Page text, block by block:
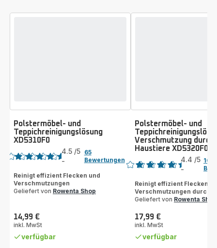
Polstermöbel- und
Teppichreinigungslösung
XD5310F0
Bewertung
4.5 /5
-
65
Bewertungen
Reinigt effizient Flecken und
Verschmutzungen
Geliefert von Rowenta Shop
Preis
14,99 €
inkl. MwSt
verfügbar
Polstermöbel- und
Verschmutzung durch
Haustiere XD5320F0 –
Bewertung
4.4 /5
-
102
Reinigt effizient Flecken
Verschmutzungen durch
Geliefert von Rowenta Shop
Preis
17,99 €
inkl. MwSt
verfügbar